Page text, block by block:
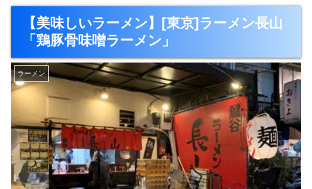
【美味しいラーメン】[東京]ラーメン長山
「鶏豚骨味噌ラーメン」
ラーメン